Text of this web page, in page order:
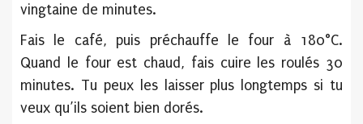
vingtaine de minutes.
Fais le café, puis préchauffe le four à 180°C.
Quand le four est chaud, fais cuire les roulés 30
minutes. Tu peux les laisser plus longtemps si tu
veux qu’ils soient bien dorés.